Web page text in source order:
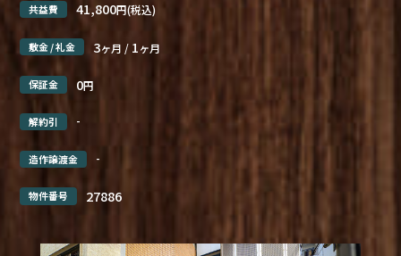
共益費 41,800円(税込)
敷金 / 礼金 3ヶ月 / 1ヶ月
保証金 0円
解約引 -
造作譲渡金 -
物件番号 27886